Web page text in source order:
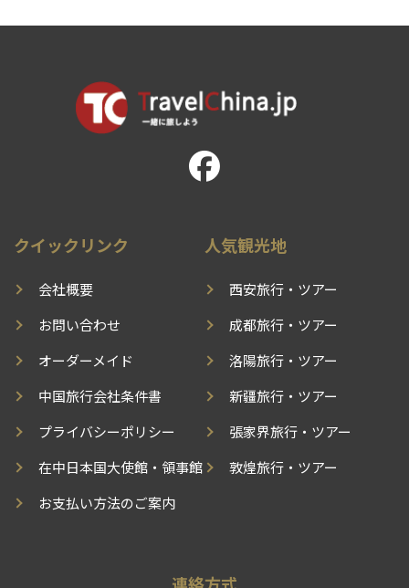
クイックリンク
会社概要
お問い合わせ
オーダーメイド
中国旅行会社条件書
プライバシーポリシー
在中日本国大使館・領事館
お支払い方法のご案内
人気観光地
西安旅行・ツアー
成都旅行・ツアー
洛陽旅行・ツアー
新疆旅行・ツアー
張家界旅行・ツアー
敦煌旅行・ツアー